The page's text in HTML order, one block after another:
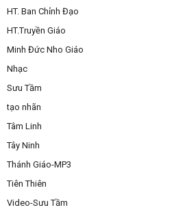
HT. Ban Chỉnh Đạo
HT.Truyền Giáo
Minh Đức Nho Giáo
Nhạc
Sưu Tầm
tạo nhãn
Tâm Linh
Tây Ninh
Thánh Giáo-MP3
Tiên Thiên
Video-Sưu Tầm